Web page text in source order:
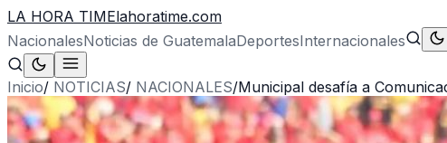
LA HORA TIMElahoratime.com
NacionalesNoticias de GuatemalaDeportesInternacionales
Inicio/ NOTICIAS/ NACIONALES/Municipal desafía a